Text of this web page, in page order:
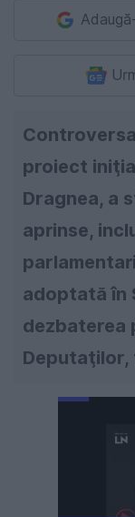
proiect
Dragnea, a
aprinse,
adoptată în
dezbaterea
Deputaţilor,